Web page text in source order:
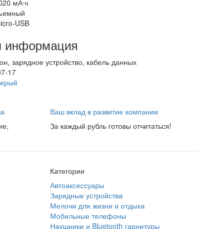
мА⋅ч
USB
информация
зарядное устройство, кабель данных
17
Ваш вклад в развитие компании
За каждый рубль готовы отчитаться!
Категории
Автоаксессуары
Зарядные устройства
Мелочи для жизни и отдыха
Мобильные телефоны
Наушники и Bluetooth гарнитуры